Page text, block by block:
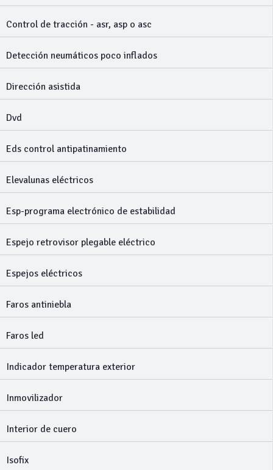
Control de tracción - asr, asp o asc
Detección neumáticos poco inflados
Dirección asistida
Dvd
Eds control antipatinamiento
Elevalunas eléctricos
Esp-programa electrónico de estabilidad
Espejo retrovisor plegable eléctrico
Espejos eléctricos
Faros antiniebla
Faros led
Indicador temperatura exterior
Inmovilizador
Interior de cuero
Isofix